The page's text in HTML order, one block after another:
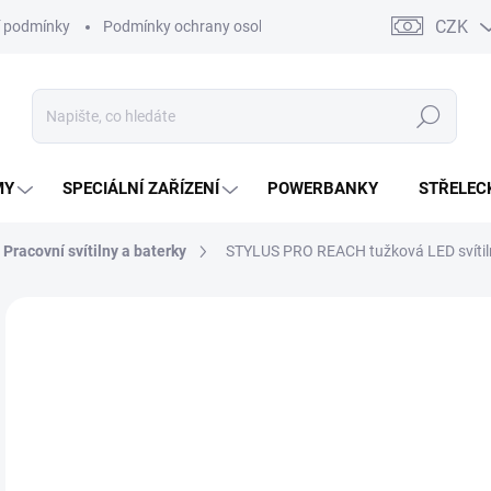
podmínky Podmínky ochrany osobních údajů Kontakty CZK
Hledat
SPECIÁLNÍ ZAŘÍZENÍ POWERBANKY
Pracovní svítilny a baterky STYLUS PRO REACH tužková LED